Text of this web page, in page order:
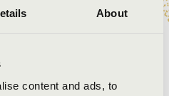
About
content and ads, to